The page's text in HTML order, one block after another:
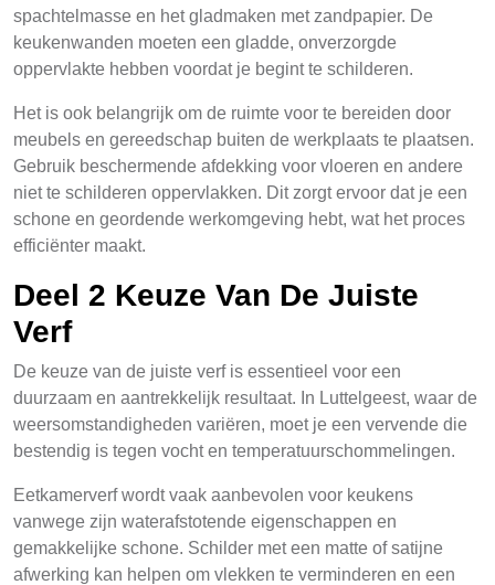
spachtelmasse en het gladmaken met zandpapier. De
keukenwanden moeten een gladde, onverzorgde
oppervlakte hebben voordat je begint te schilderen.
Het is ook belangrijk om de ruimte voor te bereiden door
meubels en gereedschap buiten de werkplaats te plaatsen.
Gebruik beschermende afdekking voor vloeren en andere
niet te schilderen oppervlakken. Dit zorgt ervoor dat je een
schone en geordende werkomgeving hebt, wat het proces
efficiënter maakt.
Deel 2 Keuze Van De Juiste
Verf
De keuze van de juiste verf is essentieel voor een
duurzaam en aantrekkelijk resultaat. In Luttelgeest, waar de
weersomstandigheden variëren, moet je een vervende die
bestendig is tegen vocht en temperatuurschommelingen.
Eetkamerverf wordt vaak aanbevolen voor keukens
vanwege zijn waterafstotende eigenschappen en
gemakkelijke schone. Schilder met een matte of satijne
afwerking kan helpen om vlekken te verminderen en een